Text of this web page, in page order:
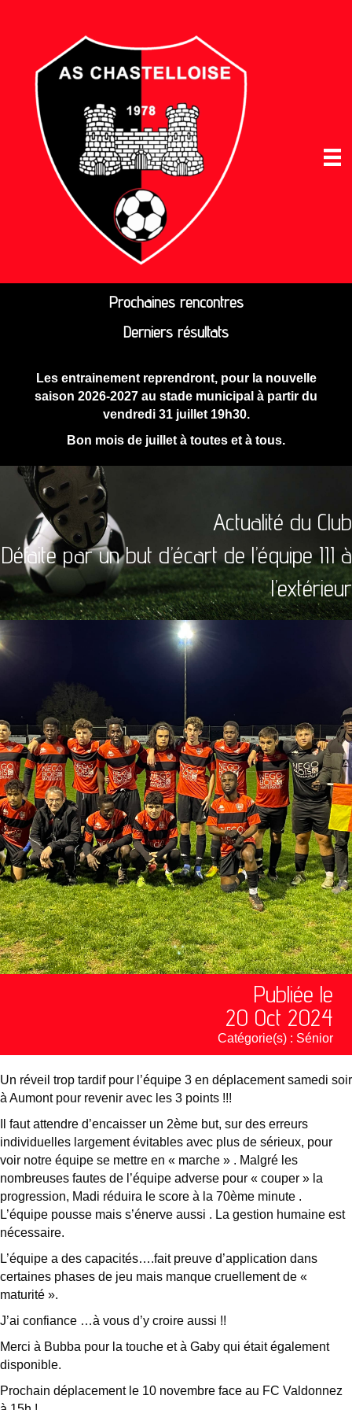
Prochaines rencontres
Derniers résultats
Les entrainement reprendront, pour la nouvelle
saison 2026-2027 au stade municipal à partir du
vendredi 31 juillet 19h30.
Bon mois de juillet à toutes et à tous.
Actualité du Club
Défaite par un but d’écart de l’équipe III à
l’extérieur
Publiée le
20 Oct 2024
Catégorie(s) : Sénior
Un réveil trop tardif pour l’équipe 3 en déplacement samedi soir
à Aumont pour revenir avec les 3 points !!!
Il faut attendre d’encaisser un 2ème but, sur des erreurs
individuelles largement évitables avec plus de sérieux, pour
voir notre équipe se mettre en « marche » . Malgré les
nombreuses fautes de l’équipe adverse pour « couper » la
progression, Madi réduira le score à la 70ème minute .
L’équipe pousse mais s’énerve aussi . La gestion humaine est
nécessaire.
L’équipe a des capacités….fait preuve d’application dans
certaines phases de jeu mais manque cruellement de «
maturité ».
J’ai confiance …à vous d’y croire aussi !!
Merci à Bubba pour la touche et à Gaby qui était également
disponible.
Prochain déplacement le 10 novembre face au FC Valdonnez